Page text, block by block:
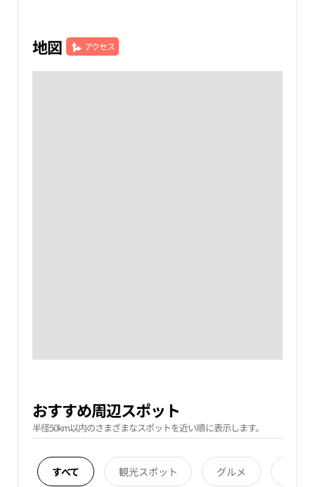
地図 アクセス
おすすめ周辺スポット
半径50km以内のさまざまなスポットを近い順に表示します。
すべて 観光スポット グルメ